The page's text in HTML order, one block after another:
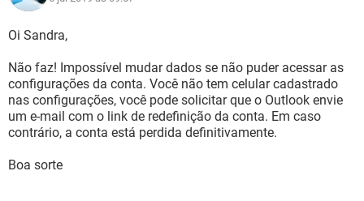
Oi Sandra,
Não faz! Impossível mudar dados se não puder acessar as
configurações da conta. Você não tem celular cadastrado
nas configurações, você pode solicitar que o Outlook envie
um e-mail com o link de redefinição da conta. Em caso
contrário, a conta está perdida definitivamente.
Boa sorte